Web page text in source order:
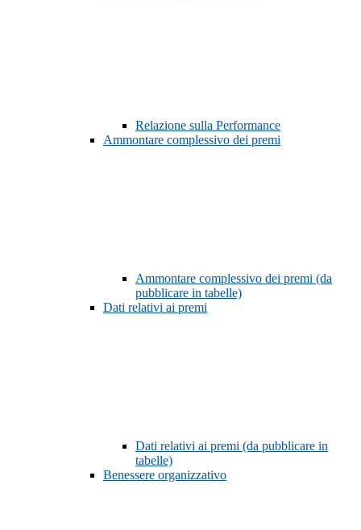
Relazione sulla Performance
Ammontare complessivo dei premi
Ammontare complessivo dei premi (da
pubblicare in tabelle)
Dati relativi ai premi
Dati relativi ai premi (da pubblicare in
tabelle)
Benessere organizzativo